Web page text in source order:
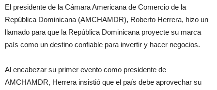
El presidente de la Cámara Americana de Comercio de la
República Dominicana (AMCHAMDR), Roberto Herrera, hizo un
llamado para que la República Dominicana proyecte su marca
país como un destino confiable para invertir y hacer negocios.
Al encabezar su primer evento como presidente de
AMCHAMDR, Herrera insistió que el país debe aprovechar su